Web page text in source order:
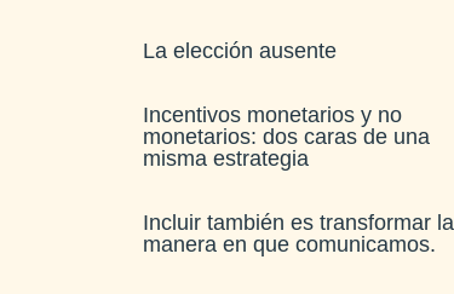
La elección ausente
Incentivos monetarios y no
monetarios: dos caras de una
misma estrategia
Incluir también es transformar la
manera en que comunicamos.